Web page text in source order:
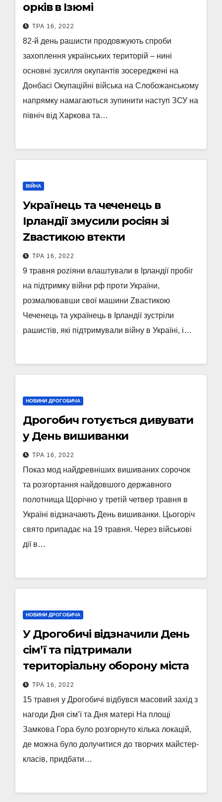
орків в Ізюмі
ТРА 16, 2022
82-й день рашисти продовжують спроби
захоплення українських територій – нині
основні зусилля окупантів зосереджені на
Донбасі Окупаційні війська на Слобожанському
напрямку намагаються зупинити наступ ЗСУ на
північ від Харкова та…
ВІЙНА
Українець та чеченець в
Ірландії змусили росіян зі
Zвастикою втекти
ТРА 16, 2022
9 травня роzіяни влаштували в Ірландії пробіг
на підтримку війни рф проти України,
розмалювавши свої машини Zвастикою
Чеченець та українець в Ірландії зустріли
рашистів, які підтримували війну в Україні, і…
НОВИНИ ДРОГОБИЧА
Дрогобич готується дивувати
у День вишиванки
ТРА 16, 2022
Показ мод найдревніших вишиваних сорочок
та розгортання найдовшого державного
полотнища Щорічно у третій четвер травня в
Україні відзначають День вишиванки. Цьогоріч
свято припадає на 19 травня. Через військові
дії в…
НОВИНИ ДРОГОБИЧА
У Дрогобичі відзначили День
сім’ї та підтримали
територіальну оборону міста
ТРА 16, 2022
15 травня у Дрогобичі відбувся масовий захід з
нагоди Дня сім’ї та Дня матері На площі
Замкова Гора було розгорнуто кілька локацій,
де можна було долучитися до творчих майстер-
класів, придбати…